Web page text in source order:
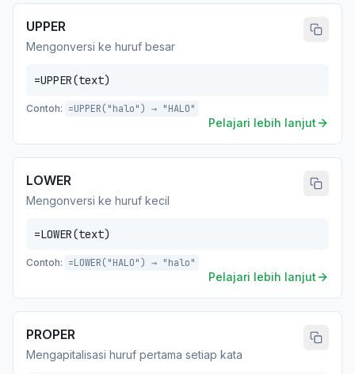
UPPER
Mengonversi ke huruf besar
=UPPER(text)
Contoh: =UPPER("halo") → "HALO"
Pelajari lebih lanjut
LOWER
Mengonversi ke huruf kecil
=LOWER(text)
Contoh: =LOWER("HALO") → "halo"
Pelajari lebih lanjut
PROPER
Mengapitalisasi huruf pertama setiap kata